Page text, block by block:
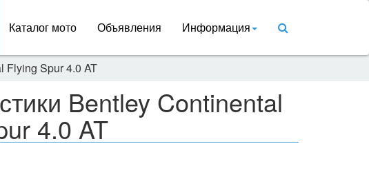
Каталог мото Объявления Информация
Flying Spur 4.0 AT
Bentley Continental
4.0 AT